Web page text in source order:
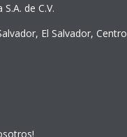
de C.V.
El Salvador,